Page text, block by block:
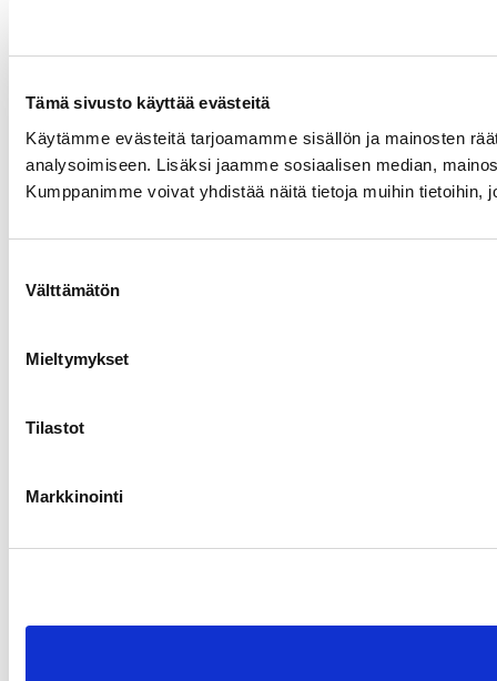
Tämä sivusto käyttää evästeitä
Käytämme evästeitä tarjoamamme sisällön ja mainosten
analysoimiseen. Lisäksi jaamme sosiaalisen median,
Kumppanimme voivat yhdistää näitä tietoja muihin tietoihin,
valinta
Välttämätön
Mieltymykset
Tilastot
Markkinointi